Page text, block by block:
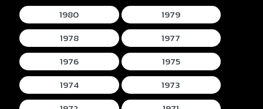
1980
1979
1978
1977
1976
1975
1974
1973